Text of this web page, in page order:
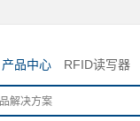
产品中心 RFID读写器